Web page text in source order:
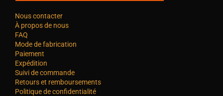
Nous contacter
À propos de nous
FAQ
Mode de fabrication
Paiement
Expédition
Suivi de commande
Retours et remboursements
Politique de confidentialité